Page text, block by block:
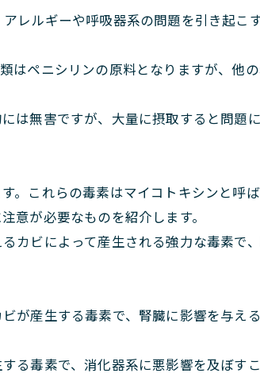
レルギーや呼吸器系の問題を引き起こす
はペニシリンの原料となりますが、他
は無害ですが、大量に摂取すると問題
。これらの毒素はマイコトキシンと呼
意が必要なものを紹介します。
カビによって産生される強力な毒素で
が産生する毒素で、腎臓に影響を与える
る毒素で、消化器系に悪影響を及ぼすこ